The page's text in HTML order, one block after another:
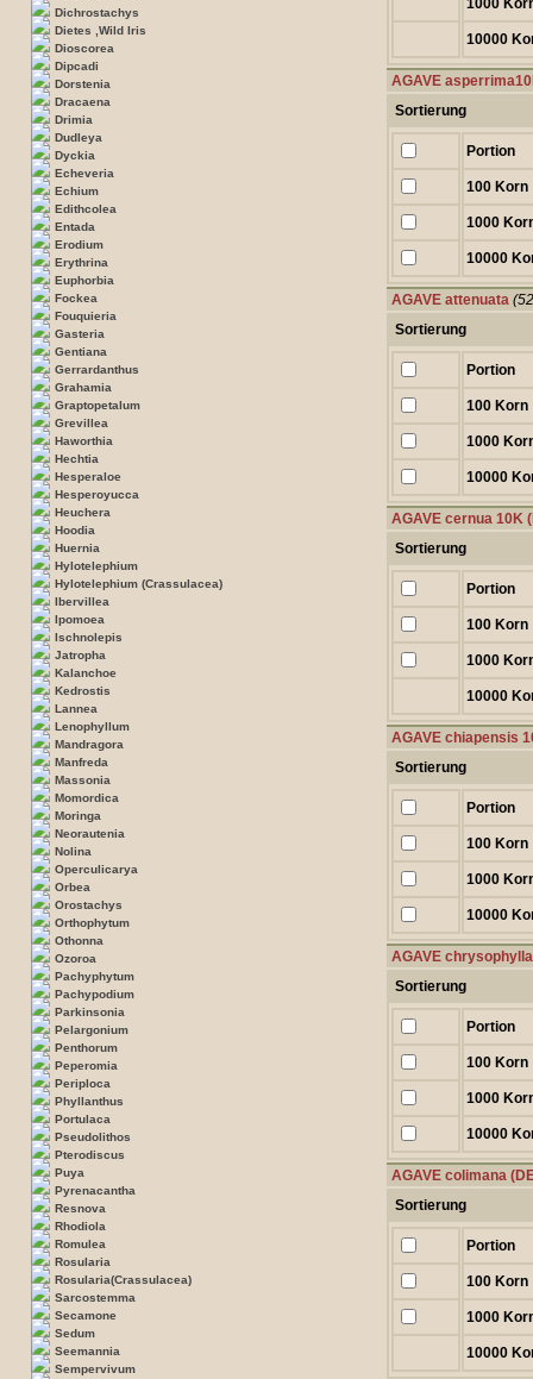
Dichrostachys
Dietes ,Wild Iris
Dioscorea
Dipcadi
Dorstenia
Dracaena
Drimia
Dudleya
Dyckia
Echeveria
Echium
Edithcolea
Entada
Erodium
Erythrina
Euphorbia
Fockea
Fouquieria
Gasteria
Gentiana
Gerrardanthus
Grahamia
Graptopetalum
Grevillea
Haworthia
Hechtia
Hesperaloe
Hesperoyucca
Heuchera
Hoodia
Huernia
Hylotelephium
Hylotelephium (Crassulacea)
Ibervillea
Ipomoea
Ischnolepis
Jatropha
Kalanchoe
Kedrostis
Lannea
Lenophyllum
Mandragora
Manfreda
Massonia
Momordica
Moringa
Neorautenia
Nolina
Operculicarya
Orbea
Orostachys
Orthophytum
Othonna
Ozoroa
Pachyphytum
Pachypodium
Parkinsonia
Pelargonium
Penthorum
Peperomia
Periploca
Phyllanthus
Portulaca
Pseudolithos
Pterodiscus
Puya
Pyrenacantha
Resnova
Rhodiola
Romulea
Rosularia
Rosularia(Crassulacea)
Sarcostemma
Secamone
Sedum
Seemannia
Sempervivum
1000
10000
AGAVE
Sortierung
Portion
100 Korn
1000
10000
AGAVE attenuata
Sortierung
Portion
100 Korn
1000
10000
AGAVE cernua 10K
Sortierung
Portion
100 Korn
1000
10000
AGAVE chiapensis
Sortierung
Portion
100 Korn
1000
10000
AGAVE
Sortierung
Portion
100 Korn
1000
10000
AGAVE colimana
Sortierung
Portion
100 Korn
1000
10000